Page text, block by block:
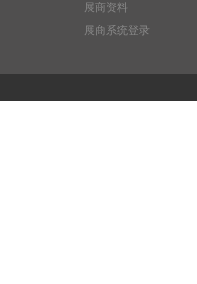
展商资料
展商系统登录